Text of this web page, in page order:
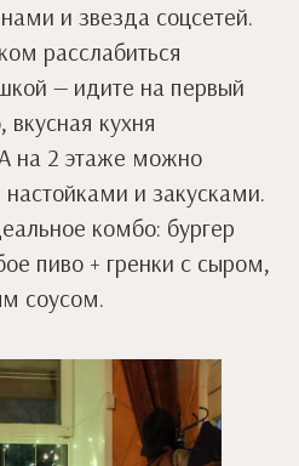
и звезда соцсетей.
расслабиться
— идите на первый
кухня
на 2 этаже можно
и закусками.
комбо: бургер
пиво + гренки с сыром,
соусом.